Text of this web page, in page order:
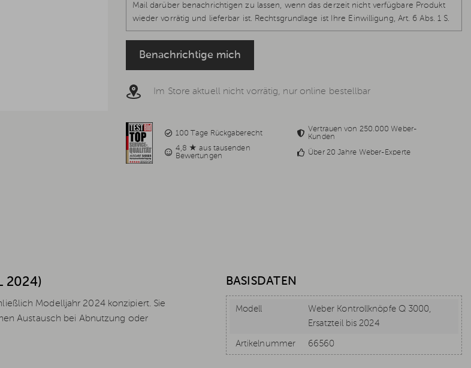
Mail darüber benachrichtigen zu lassen, wenn das derzeit nicht verfügbare Produkt
wieder vorrätig und lieferbar ist. Rechtsgrundlage ist Ihre Einwilligung, Art. 6 Abs. 1 S.
1 lit. a, Art. 7 DS-GVO, welche jederzeit per E-Mailinfo@weststyle.dewiderrufen
Datenschutzerklärung
Benachrichtige mich
Im Store aktuell nicht vorrätig, nur online bestellbar
100 Tage Rückgaberecht
Vertrauen von 250.000 Weber-
Kunden
4,8 ★ aus tausenden
Bewertungen
Über 20 Jahre Weber-Experte
2024)
Modelljahr 2024 konzipiert. Sie
Austausch bei Abnutzung oder
BASISDATEN
Modell
Weber Kontrollknöpfe Q 3000,
Ersatzteil bis 2024
Artikelnummer 66560